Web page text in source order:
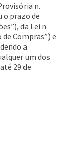
n.
o prazo de
da Lei n.
Compras”) e
a
um dos
29 de